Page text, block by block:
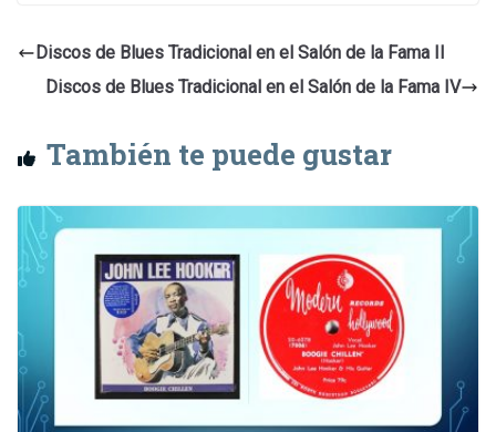
Discos de Blues Tradicional en el Salón de la Fama II
Discos de Blues Tradicional en el Salón de la Fama IV
También te puede gustar